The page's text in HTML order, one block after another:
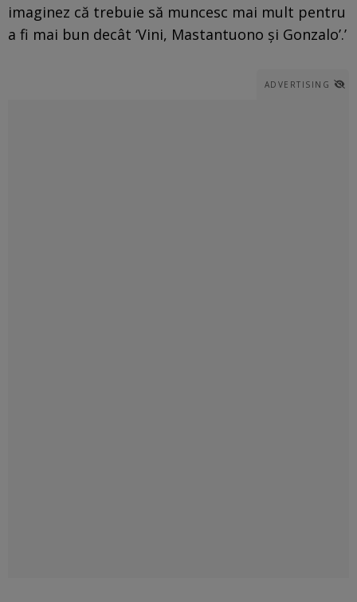
imaginez că trebuie să muncesc mai mult pentru
a fi mai bun decât ‘Vini, Mastantuono și Gonzalo’.’
ADVERTISING